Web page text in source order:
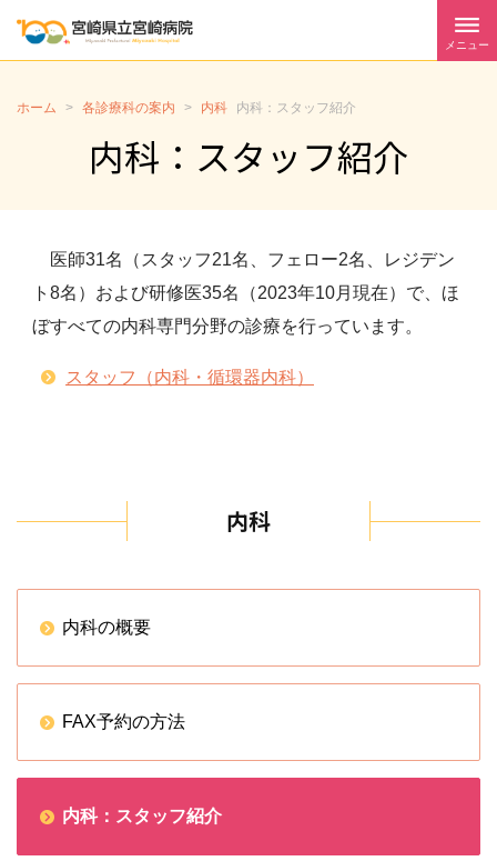
メニュー
ホーム > 各診療科の案内 > 内科 内科：スタッフ紹介
内科：スタッフ紹介
医師31名（スタッフ21名、フェロー2名、レジデン
ト8名）および研修医35名（2023年10月現在）で、ほ
ぼすべての内科専門分野の診療を行っています。
スタッフ（内科・循環器内科）
内科
内科の概要
FAX予約の方法
内科：スタッフ紹介